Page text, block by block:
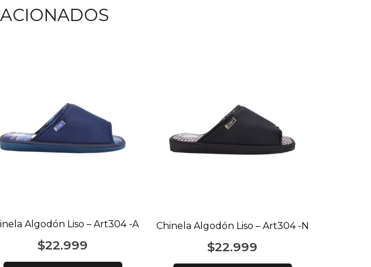
Algodón Liso – Art304 -A
$22.999
Chinela Algodón Liso – Art304 -N
$22.999